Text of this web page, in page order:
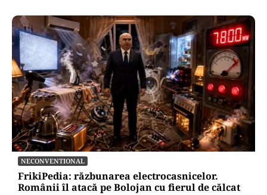
NECONVENTIONAL
FrikiPedia: răzbunarea electrocasnicelor.
Românii îl atacă pe Bolojan cu fierul de călcat